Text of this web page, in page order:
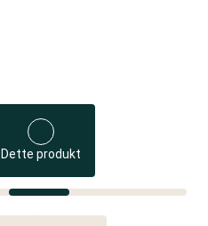
Dette produkt